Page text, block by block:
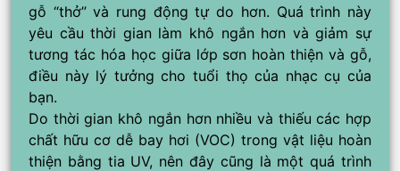
gỗ “thở” và rung động tự do hơn. Quá trình này
yêu cầu thời gian làm khô ngắn hơn và giảm sự
tương tác hóa học giữa lớp sơn hoàn thiện và gỗ,
điều này lý tưởng cho tuổi thọ của nhạc cụ của
bạn.
Do thời gian khô ngắn hơn nhiều và thiếu các hợp
chất hữu cơ dễ bay hơi (VOC) trong vật liệu hoàn
thiện bằng tia UV, nên đây cũng là một quá trình